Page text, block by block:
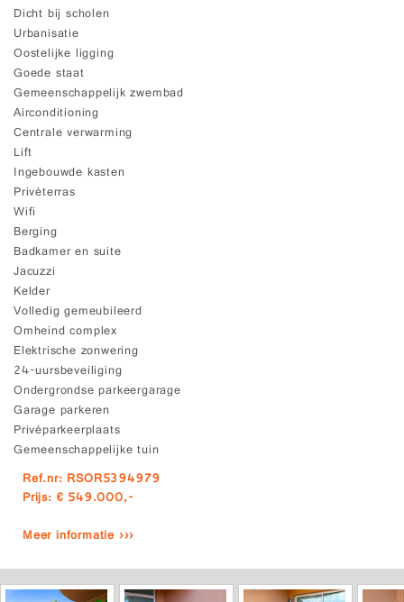
Dicht bij scholen
Urbanisatie
Oostelijke ligging
Goede staat
Gemeenschappelijk zwembad
Airconditioning
Centrale verwarming
Lift
Ingebouwde kasten
Privéterras
Wifi
Berging
Badkamer en suite
Jacuzzi
Kelder
Volledig gemeubileerd
Omheind complex
Elektrische zonwering
24-uursbeveiliging
Ondergrondse parkeergarage
Garage parkeren
Privéparkeerplaats
Gemeenschappelijke tuin
Ref.nr: RSOR5394979
Prijs: € 549.000,-
Meer informatie ›››